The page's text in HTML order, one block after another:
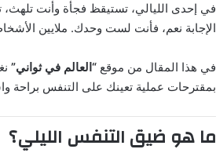
في إحدى الليالي، تستيقظ فجأة وأنت
الإجابة نعم، فأنت لست وحدك. ملايين
في هذا المقال من موقع “العالم في ثواني”
بمقترحات عملية تعينك على التنفس براحة
ما هو ضيق التنفس الليلي؟